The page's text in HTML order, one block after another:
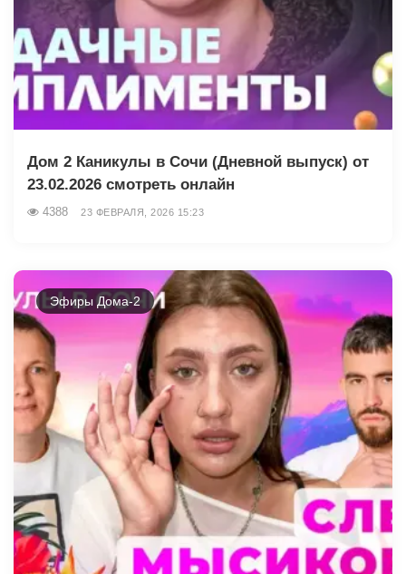
Дом 2 Каникулы в Сочи (Дневной выпуск) от
23.02.2026 смотреть онлайн
4388 23 ФЕВРАЛЯ, 2026 15:23
Эфиры Дома-2